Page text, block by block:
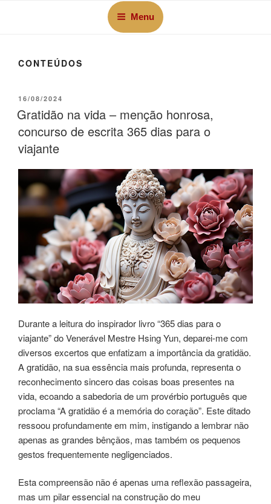
Menu
CONTEÚDOS
16/08/2024
Gratidão na vida – menção honrosa,
concurso de escrita 365 dias para o
viajante
Durante a leitura do inspirador livro “365 dias para o
viajante” do Venerável Mestre Hsing Yun, deparei-me com
diversos excertos que enfatizam a importância da gratidão.
A gratidão, na sua essência mais profunda, representa o
reconhecimento sincero das coisas boas presentes na
vida, ecoando a sabedoria de um provérbio português que
proclama “A gratidão é a memória do coração”. Este ditado
ressoou profundamente em mim, instigando a lembrar não
apenas as grandes bênçãos, mas também os pequenos
gestos frequentemente negligenciados.
Esta compreensão não é apenas uma reflexão passageira,
mas um pilar essencial na construção do meu